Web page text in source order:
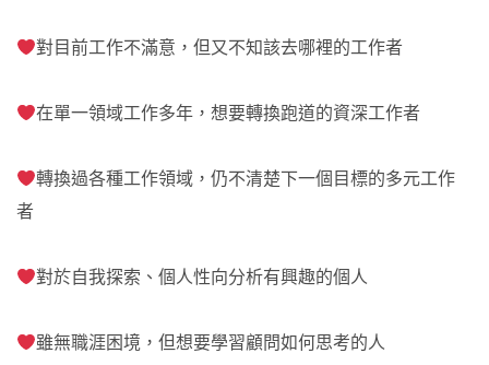
對目前工作不滿意，但又不知該去哪裡的工作者
在單一領域工作多年，想要轉換跑道的資深工作者
轉換過各種工作領域，仍不清楚下一個目標的多元工作
者
對於自我探索、個人性向分析有興趣的個人
雖無職涯困境，但想要學習顧問如何思考的人